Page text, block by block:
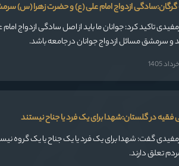
گرگان:سادگی ازدواج امام علی (ع) و حضرت زهرا (س)
تاکید کرد: جوانان ما باید از اصل سادگی ازدواج
و سرمشق مسائل ازدواج جوانان در جامعه باشد.
1405
فقیه در گلستان:شهدا برای یک فرد یا جناح نیستند
گفت: شهدا برای یک فرد یا یک جناح یا یک گروه
تعلق دارند.